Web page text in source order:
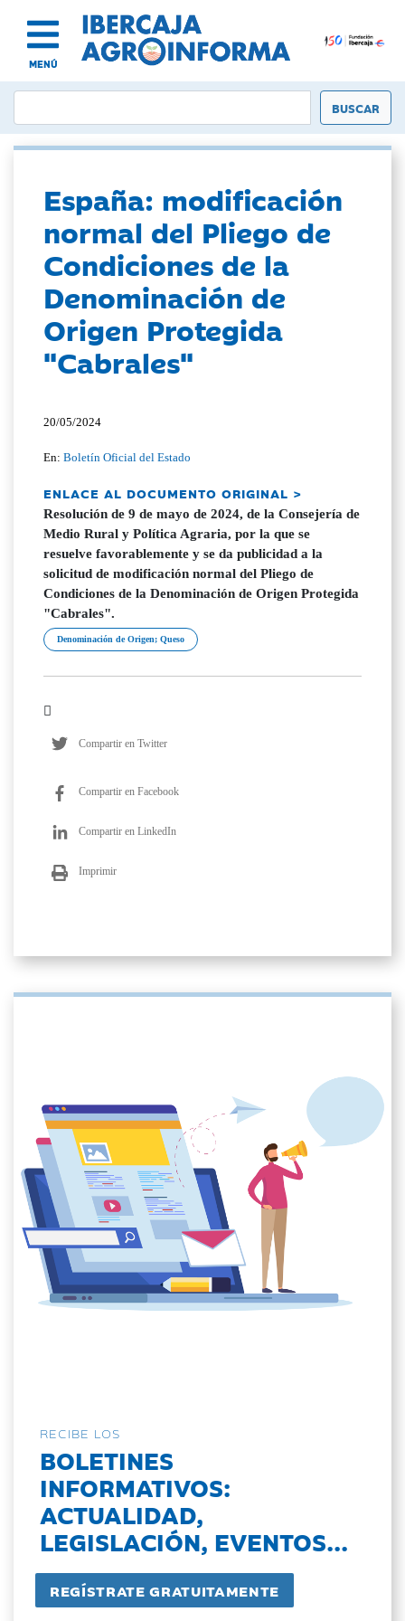
MENÚ
España: modificación
normal del Pliego de
Condiciones de la
Denominación de
Origen Protegida
"Cabrales"
20/05/2024
En:Boletín Oficial del Estado
ENLACE AL DOCUMENTO ORIGINAL >
Resolución de 9 de mayo de 2024, de la Consejería de
Medio Rural y Política Agraria, por la que se
resuelve favorablemente y se da publicidad a la
solicitud de modificación normal del Pliego de
Condiciones de la Denominación de Origen Protegida
"Cabrales".
Denominación de Origen; Queso
Compartir en Twitter
Compartir en Facebook
Compartir en LinkedIn
Imprimir
RECIBE LOS
BOLETINES
INFORMATIVOS:
ACTUALIDAD,
LEGISLACIÓN, EVENTOS...